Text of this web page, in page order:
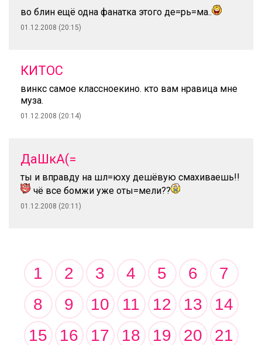
во блин ещё одна фанатка этого де=рь=ма..
01.12.2008 (20:15)
КИТОС
винкс самое классноекино. кто вам нравица мне
муза.
01.12.2008 (20:14)
ДаШкА(=
ты и вправду на шл=юху дешёвую смахиваешь!!
чё все бомжи уже оты=мели??
01.12.2008 (20:11)
1 2 3 4 5 6
7
8
9 10 11 12 13
14
15
16 17 18 19 20
21